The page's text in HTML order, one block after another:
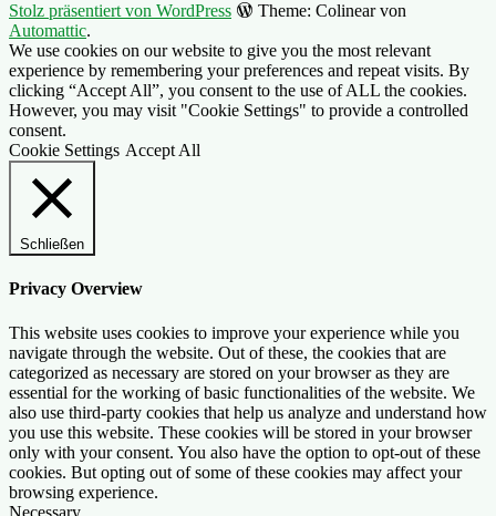
Stolz präsentiert von WordPress
Theme: Colinear von
Automattic.
We use cookies on our website to give you the most relevant
experience by remembering your preferences and repeat visits. By
clicking “Accept All”, you consent to the use of ALL the cookies.
However, you may visit "Cookie Settings" to provide a controlled
consent.
Cookie Settings Accept All
Schließen
Privacy Overview
This website uses cookies to improve your experience while you
navigate through the website. Out of these, the cookies that are
categorized as necessary are stored on your browser as they are
essential for the working of basic functionalities of the website. We
also use third-party cookies that help us analyze and understand how
you use this website. These cookies will be stored in your browser
only with your consent. You also have the option to opt-out of these
cookies. But opting out of some of these cookies may affect your
browsing experience.
Necessary